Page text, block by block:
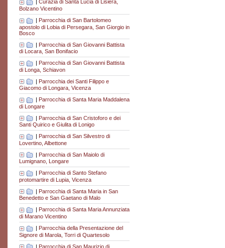
Curazia di Santa Lucia di Lisiera,
Bolzano Vicentino
| Parrocchia di San Bartolomeo
apostolo di Lobia di Persegara, San Giorgio in
Bosco
| Parrocchia di San Giovanni Battista
di Locara, San Bonifacio
| Parrocchia di San Giovanni Battista
di Longa, Schiavon
| Parrocchia dei Santi Filippo e
Giacomo di Longara, Vicenza
| Parrocchia di Santa Maria Maddalena
di Longare
| Parrocchia di San Cristoforo e dei
Santi Quirico e Giulita di Lonigo
Parrocchia di San Silvestro di
Lovertino, Albettone
| Parrocchia di San Maiolo di
Lumignano, Longare
Parrocchia di Santo Stefano
protomartire di Lupia, Vicenza
| Parrocchia di Santa Maria in San
Benedetto e San Gaetano di Malo
Parrocchia di Santa Maria Annunziata
di Marano Vicentino
| Parrocchia della Presentazione del
Signore di Marola, Torri di Quartesolo
| Parrocchia di San Maurizio di